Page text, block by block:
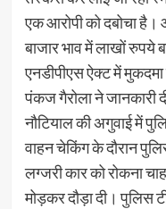
एक आरोपी को दबोचा
बाजार भाव में लाखों
एनडीपीएस ऐक्ट में
पंकज गैरोला ने जानकारी
नौटियाल की अगुवाई में
वाहन चेकिंग के दौरान
लग्जरी कार को रोकना
मोड़कर दौड़ा दी। पुलिस